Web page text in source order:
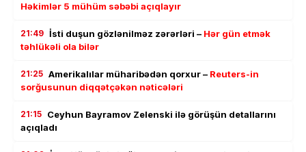
Həkimlər 5 mühüm səbəbi açıqlayır
21:49 İsti duşun gözlənilməz zərərləri – Hər gün etmək
təhlükəli ola bilər
21:25 Amerikalılar müharibədən qorxur – Reuters-in
sorğusunun diqqətçəkən nəticələri
21:15 Ceyhun Bayramov Zelenski ilə görüşün detallarını
açıqladı